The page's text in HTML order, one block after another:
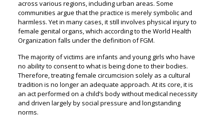
across various regions, including urban areas. Some
communities argue that the practice is merely symbolic and
harmless. Yet in many cases, it still involves physical injury to
female genital organs, which according to the World Health
Organization falls under the definition of FGM.
The majority of victims are infants and young girls who have
no ability to consent to what is being done to their bodies.
Therefore, treating female circumcision solely as a cultural
tradition is no longer an adequate approach. At its core, it is
an act performed on a child’s body without medical necessity
and driven largely by social pressure and longstanding
norms.